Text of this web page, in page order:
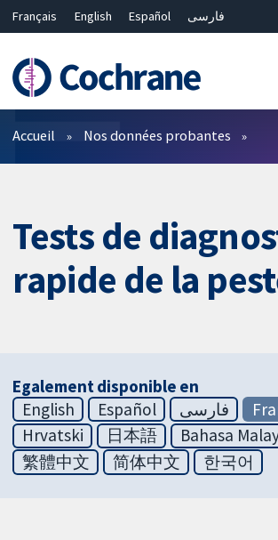
Français English Español
فارسی
Bahasa Malaysia
ไทย
繁體中文
简体中文
Filtres
Accueil Nos données probantes
Tests de
rapide de la
Egalement disponible en
English
Español فارسی
Hrvatski
日本語
Bahasa
繁體中文
简体中文 한국어